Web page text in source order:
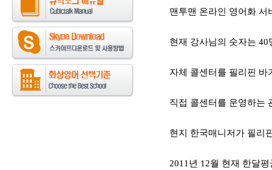
맨투맨 온라인 영어화 서
현재 강사님의 숫자는
자체 콜센터를 필리핀 바
직접 콜센터를 운영하는
현지 한국매니저가 필리
2011년 12월 현재 한달